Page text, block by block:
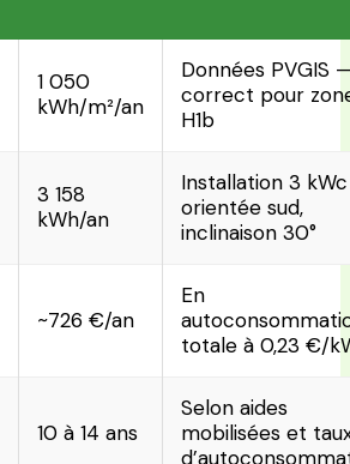
1 050
kWh/m²/an
Données PVGIS
correct pour
H1b
3 158
kWh/an
Installation 3 kWc
orientée sud,
inclinaison 30°
~726 €/an
En
totale à 0,23 €/
10 à 14 ans
Selon aides
mobilisées et